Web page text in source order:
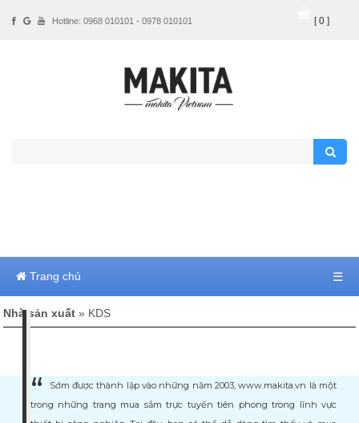
Trang chủ ☰
Nhà sản xuất » KDS
Sớm được thành lập vào những năm 2003, www.makita.vn là một
trong những trang mua sắm trực tuyến tiên phong trong lĩnh vực
Hotline: 0968 010101 - 0978 010101 [ 0 ]